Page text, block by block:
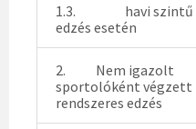
1.3. havi szintű
edzés esetén
2. Nem igazolt
sportolóként végzett
rendszeres edzés